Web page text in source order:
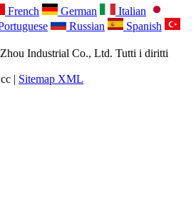
French German
Italian
Russian
Spanish
Industrial Co., Ltd. Tutti i diritti
| Sitemap XML